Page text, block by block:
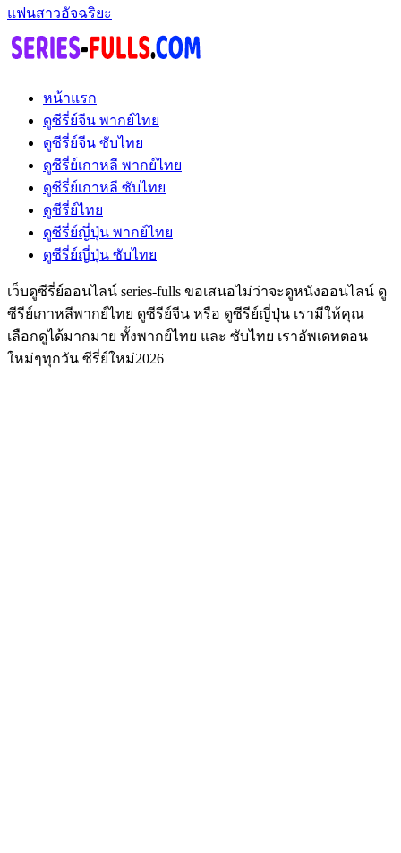
แฟนสาวอัจฉริยะ
หน้าแรก
ดูซีรี่ย์จีน พากย์ไทย
ดูซีรี่ย์จีน ซับไทย
ดูซีรี่ย์เกาหลี พากย์ไทย
ดูซีรี่ย์เกาหลี ซับไทย
ดูซีรี่ย์ไทย
ดูซีรี่ย์ญี่ปุ่น พากย์ไทย
ดูซีรี่ย์ญี่ปุ่น ซับไทย
เว็บดูซีรี่ย์ออนไลน์ series-fulls ขอเสนอไม่ว่าจะดูหนังออนไลน์ ดู
ซีรีย์เกาหลีพากย์ไทย ดูซีรีย์จีน หรือ ดูซีรีย์ญี่ปุ่น เรามีให้คุณ
เลือกดูได้มากมาย ทั้งพากย์ไทย และ ซับไทย เราอัพเดทตอน
ใหม่ๆทุกวัน ซีรี่ย์ใหม่2026